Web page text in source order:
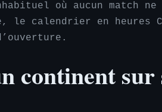
où aucun match ne
le calendrier en heures
continent sur